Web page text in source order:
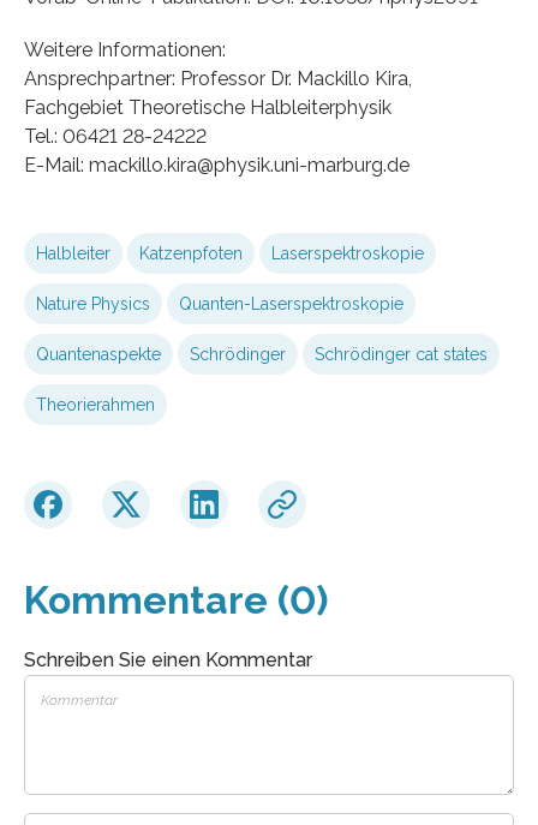
Weitere Informationen:
Ansprechpartner: Professor Dr. Mackillo Kira,
Fachgebiet Theoretische Halbleiterphysik
Tel.: 06421 28-24222
E-Mail: mackillo.kira@physik.uni-marburg.de
Halbleiter Katzenpfoten Laserspektroskopie
Nature Physics Quanten-Laserspektroskopie
Quantenaspekte Schrödinger Schrödinger cat states
Theorierahmen
Kommentare (0)
Schreiben Sie einen Kommentar